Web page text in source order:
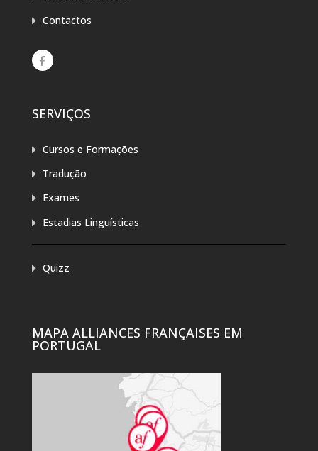
Contactos
SERVIÇOS
Cursos e Formações
Tradução
Exames
Estadias Linguísticas
Quizz
MAPA ALLIANCES FRANÇAISES EM
PORTUGAL